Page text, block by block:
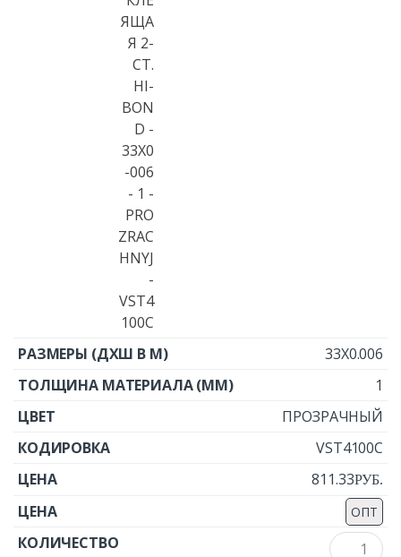
33X0.006
1
ПРОЗРАЧНЫЙ
VST4100C
811.33РУБ.
ОПТ